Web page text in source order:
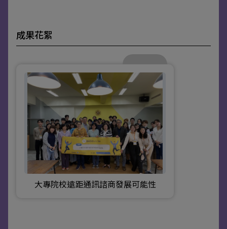
成果花絮
大專院校遠距通訊諮商發展可能性